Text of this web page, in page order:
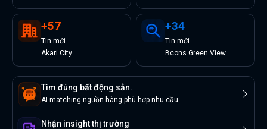
+57
Tin mới
Akari City
+34
Tin mới
Bcons Green View
Tìm đúng bất động sản.
AI matching nguồn hàng phù hợp nhu cầu
Nhận insight thị trường